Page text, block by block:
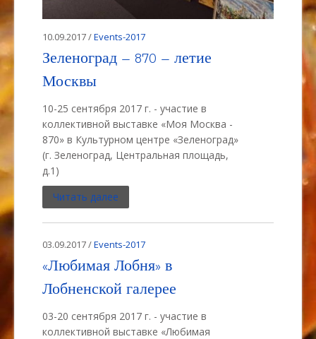
10.09.2017 /Events-2017
Зеленоград – 870 – летие
Москвы
10-25 сентября 2017 г. - участие в
коллективной выставке «Моя Москва -
870» в Культурном центре «Зеленоград»
(г. Зеленоград, Центральная площадь,
д.1)
Читать далее
03.09.2017 /Events-2017
«Любимая Лобня» в
Лобненской галерее
03-20 сентября 2017 г. - участие в
коллективной выставке «Любимая